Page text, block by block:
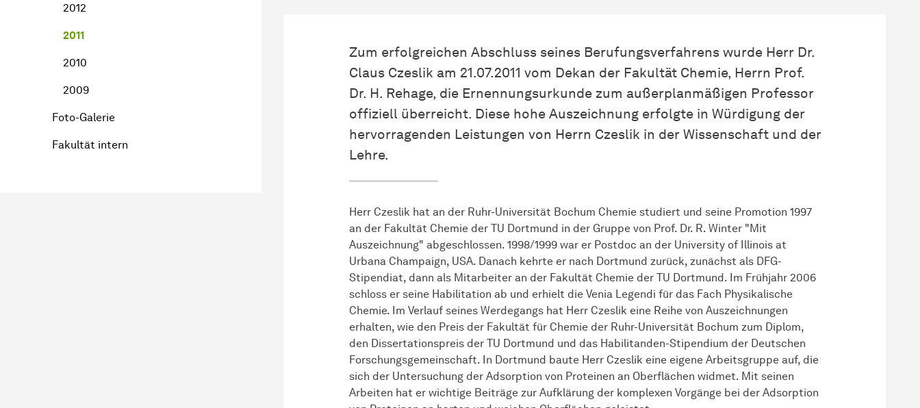
2012
2011
2010
2009
Foto-Galerie
Fakultät intern
Zum erfolgreichen Abschluss seines Berufungsverfahrens wurde Herr Dr.
Claus Czeslik am 21.07.2011 vom Dekan der Fakultät Chemie, Herrn Prof.
Dr. H. Rehage, die Ernennungsurkunde zum außerplanmäßigen Professor
offiziell über­reicht. Diese hohe Auszeichnung erfolgte in Würdigung der
hervorragenden Leistungen von Herrn Czeslik in der Wissenschaft und der
Lehre.
Herr Czeslik hat an der Ruhr-Universität Bochum Chemie studiert und seine Promotion 1997
an der Fakultät Chemie der TU Dortmund in der Gruppe von Prof. Dr. R. Winter "Mit
Auszeichnung" abgeschlossen. 1998/1999 war er Postdoc an der University of Illinois at
Urbana Champaign, USA. Danach kehrte er nach Dortmund zurück, zunächst als DFG-
Stipendiat, dann als Mit­ar­bei­ter an der Fakultät Chemie der TU Dortmund. Im Frühjahr 2006
schloss er seine Habilitation ab und erhielt die Venia Legendi für das Fach Physikalische
Chemie. Im Verlauf seines Werdegangs hat Herr Czeslik eine Reihe von Auszeichnungen
erhalten, wie den Preis der Fakultät für Chemie der Ruhr-Universität Bochum zum Diplom,
den Dissertationspreis der TU Dortmund und das Habilitanden-Stipendium der Deutschen
Forschungsgemeinschaft. In Dortmund baute Herr Czeslik eine eigene Arbeitsgruppe auf, die
sich der Untersuchung der Adsorption von Proteinen an Oberflächen widmet. Mit seinen
Arbeiten hat er wichtige Beiträge zur Aufklärung der komplexen Vorgänge bei der Adsorption